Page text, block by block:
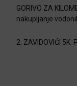
GORIVO ZA
nakupljanje
2. ZAVIDOVIĆI